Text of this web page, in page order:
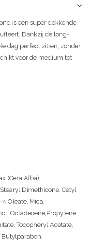
is een super dekkende
Dankzij de long-
dag perfect zitten, zonder
voor de medium tot
(Cera Alba),
Dimethicone, Cetyl
Oleate, Mica,
Octadecene,Propylene
Tocopheryl Acetate,